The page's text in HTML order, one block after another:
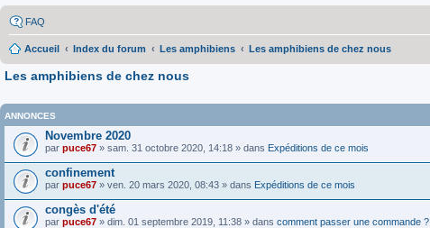
FAQ
Accueil Index du forum Les amphibiens Les amphibiens de chez nous
Les amphibiens de chez nous
ANNONCES
Novembre 2020
par puce67 » sam. 31 octobre 2020, 14:18 » dans Expéditions de ce mois
confinement
par puce67 » ven. 20 mars 2020, 08:43 » dans Expéditions de ce mois
congès d'été
par puce67 » dim. 01 septembre 2019, 11:38 » dans comment passer une commande ?